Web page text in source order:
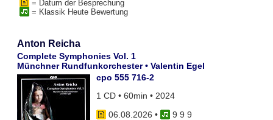
= Datum der Besprechung
= Klassik Heute Bewertung
Anton Reicha
Complete Symphonies Vol. 1
Münchner Rundfunkorchester • Valentin Egel
cpo 555 716-2
1 CD • 60min • 2024
06.08.2026 •
9 9 9